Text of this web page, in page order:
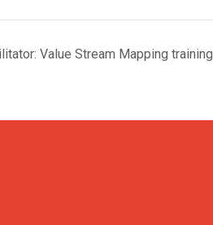
Value Stream Mapping training